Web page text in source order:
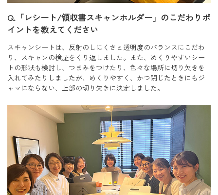
Q.「レシート/領収書スキャンホルダー」のこだわりポ
イントを教えてください
スキャンシートは、反射のしにくさと透明度のバランスにこだわ
り、スキャンの検証をくり返しました。また、めくりやすいシー
トの形状も検討し、つまみをつけたり、色々な場所に切り欠きを
入れてみたりしましたが、めくりやすく、かつ閉じたときにもジ
ャマにならない、上部の切り欠きに決定しました。